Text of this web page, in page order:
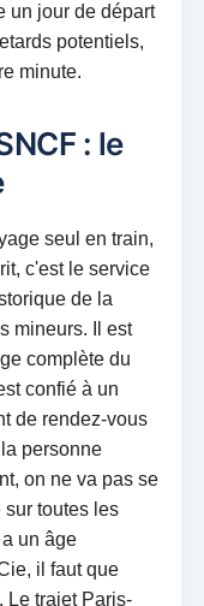
un jour de départ
potentiels,
minute.
: le
seul en train,
c'est le service
de la
mineurs. Il est
complète du
confié à un
de rendez-vous
personne
on ne va pas se
sur toutes les
un âge
il faut que
Le trajet Paris-